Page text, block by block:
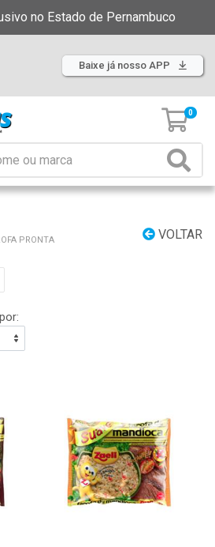
no Estado de Pernambuco
Baixe já nosso APP
0
VOLTAR
PRONTA